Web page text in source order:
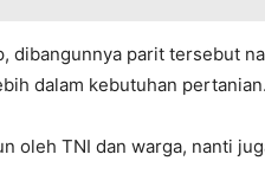
dibangunnya parit tersebut
dalam kebutuhan pertanian.
oleh TNI dan warga, nanti